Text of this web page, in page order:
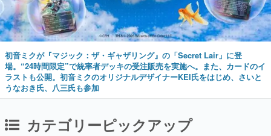
初音ミクが『マジック：ザ・ギャザリング』の「Secret Lair」に登
場。“24時間限定”で統率者デッキの受注販売を実施へ。また、カードのイ
ラストも公開。初音ミクのオリジナルデザイナーKEI氏をはじめ、さいと
うなおき氏、八三氏も参加
カテゴリーピックアップ